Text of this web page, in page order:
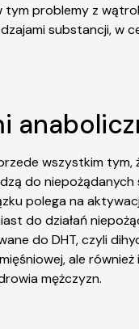
problemy z
substancji, w
wszystkim tym,
do
polega na
do działań
do DHT, czyli
ale również
mężczyzn.